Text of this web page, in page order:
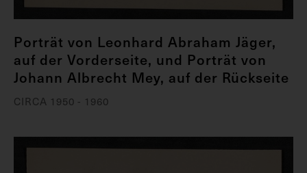
Porträt von Leonhard Abraham Jäger,
auf der Vorderseite, und Porträt von
Johann Albrecht Mey, auf der Rückseite
CIRCA 1950 - 1960